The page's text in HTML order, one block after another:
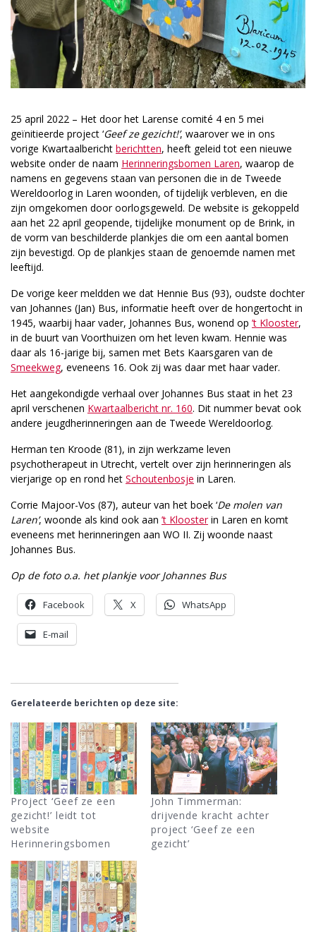
25 april 2022 – Het door het Larense comité 4 en 5 mei
geïnitieerde project ‘Geef ze gezicht!’, waarover we in ons
vorige Kwartaalbericht berichtten, heeft geleid tot een nieuwe
website onder de naam Herinneringsbomen Laren, waarop de
namens en gegevens staan van personen die in de Tweede
Wereldoorlog in Laren woonden, of tijdelijk verbleven, en die
zijn omgekomen door oorlogsgeweld. De website is gekoppeld
aan het 22 april geopende, tijdelijke monument op de Brink, in
de vorm van beschilderde plankjes die om een aantal bomen
zijn bevestigd. Op de plankjes staan de genoemde namen met
leeftijd.
De vorige keer meldden we dat Hennie Bus (93), oudste dochter
van Johannes (Jan) Bus, informatie heeft over de hongertocht in
1945, waarbij haar vader, Johannes Bus, wonend op ’t Klooster,
in de buurt van Voorthuizen om het leven kwam. Hennie was
daar als 16-jarige bij, samen met Bets Kaarsgaren van de
Smeekweg, eveneens 16. Ook zij was daar met haar vader.
Het aangekondigde verhaal over Johannes Bus staat in het 23
april verschenen Kwartaalbericht nr. 160. Dit nummer bevat ook
andere jeugdherinneringen aan de Tweede Wereldoorlog.
Herman ten Kroode (81), in zijn werkzame leven
psychotherapeut in Utrecht, vertelt over zijn herinneringen als
vierjarige op en rond het Schoutenbosje in Laren.
Corrie Majoor-Vos (87), auteur van het boek ‘De molen van
Laren’, woonde als kind ook aan ’t Kloosterin Laren en komt
eveneens met herinneringen aan WO II. Zij woonde naast
Johannes Bus.
Op de foto o.a. het plankje voor Johannes Bus
Facebook X WhatsApp
E-mail
Gerelateerde berichten op deze site:
Project ‘Geef ze een
gezicht!’ leidt tot
website
Herinneringsbomen
John Timmerman:
drijvende kracht achter
project ‘Geef ze een
gezicht’